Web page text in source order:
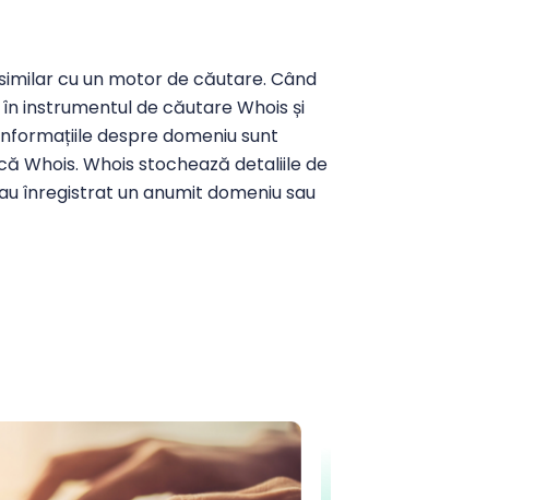
cu un motor de căutare. Când
instrumentul de căutare Whois și
despre domeniu sunt
Whois. Whois stochează detaliile de
înregistrat un anumit domeniu sau